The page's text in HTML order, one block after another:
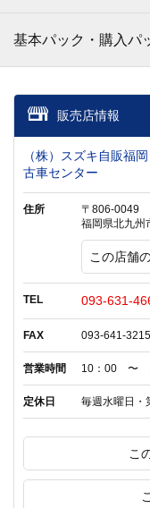
基本パック・購入パ
販売店情報
（株）スズキ自販
古車センター
住所
〒806-0049
福岡県北九州
この店舗
TEL 093-631-
FAX 093-641-3215
営業時間 10：00 〜
定休日 毎週水曜日・
こ